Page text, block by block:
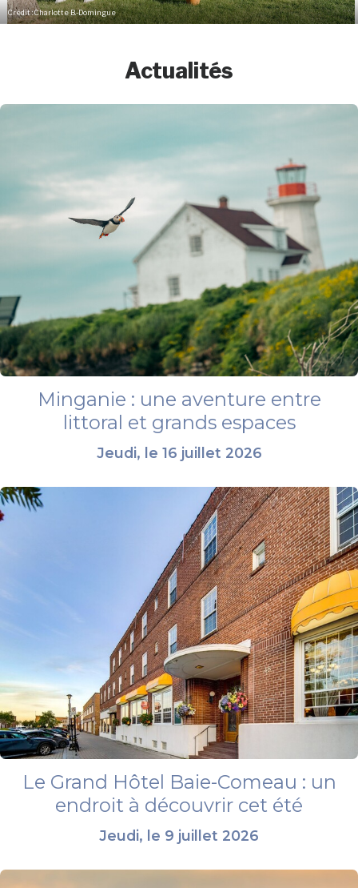
Crédit : Charlotte B.-Domingue
Actualités
Minganie : une aventure entre
littoral et grands espaces
Jeudi, le 16 juillet 2026
Le Grand Hôtel Baie-Comeau : un
endroit à découvrir cet été
Jeudi, le 9 juillet 2026